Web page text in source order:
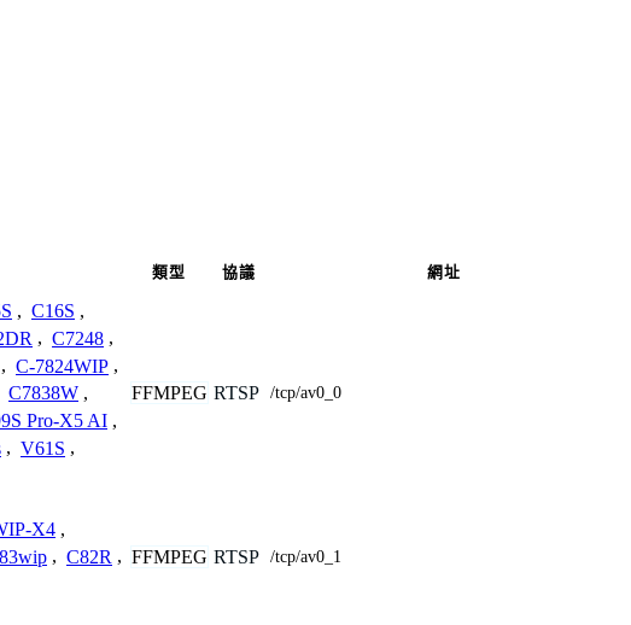
類型 協議 網址
, C16S ,
, C7248 ,
, C-7824WIP ,
C7838W ,
Pro-X5 AI ,
, V61S ,
FFMPEG RTSP /tcp/av0_0
X4 ,
, C82R , FFMPEG RTSP /tcp/av0_1